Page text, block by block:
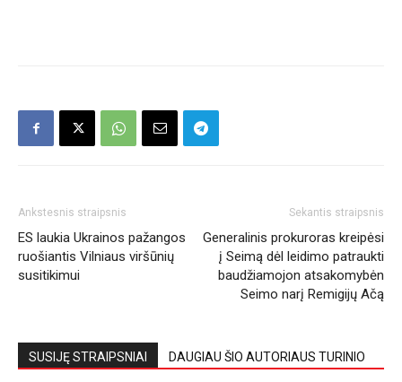
Ankstesnis straipsnis
ES laukia Ukrainos pažangos
ruošiantis Vilniaus viršūnių
susitikimui
Sekantis straipsnis
Generalinis prokuroras kreipėsi
į Seimą dėl leidimo patraukti
baudžiamojon atsakomybėn
Seimo narį Remigijų Ačą
SUSIJĘ STRAIPSNIAI DAUGIAU ŠIO AUTORIAUS TURINIO